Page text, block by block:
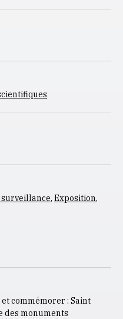
, Exposition,
commémorer : Saint
des monuments